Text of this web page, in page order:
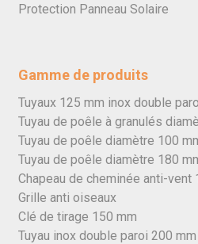
Protection Panneau Solaire
Gamme de produits
Tuyaux 125 mm inox double
Tuyau de poêle à granulés
Tuyau de poêle diamètre 100
Tuyau de poêle diamètre 180
Chapeau de cheminée anti-vent
Grille anti oiseaux
Clé de tirage 150 mm
Tuyau inox double paroi 200 mm